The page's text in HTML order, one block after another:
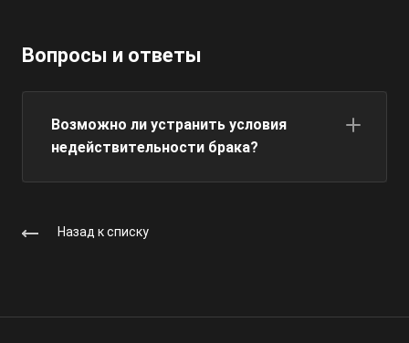
Вопросы и ответы
Возможно ли устранить условия
недействительности брака?
Назад к списку